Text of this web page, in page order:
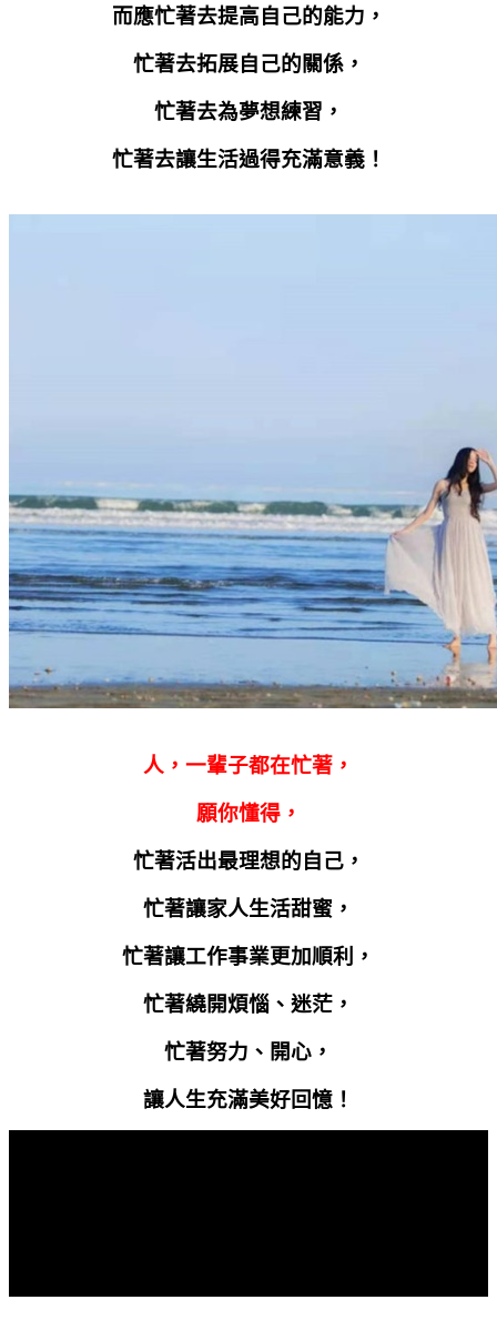
而應忙著去提高自己的能力，
忙著去拓展自己的關係，
忙著去為夢想練習，
忙著去讓生活過得充滿意義！
人，一輩子都在忙著，
願你懂得，
忙著活出最理想的自己，
忙著讓家人生活甜蜜，
忙著讓工作事業更加順利，
忙著繞開煩惱、迷茫，
忙著努力、開心，
讓人生充滿美好回憶！